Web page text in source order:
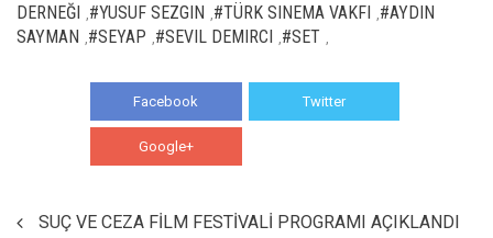
DERNEĞI #YUSUF SEZGIN #TÜRK SINEMA VAKFI #AYDIN
SAYMAN #SEYAP #SEVIL DEMIRCI #SET
Facebook Twitter
Google+
SUÇ VE CEZA FİLM FESTİVALİ PROGRAMI AÇIKLANDI